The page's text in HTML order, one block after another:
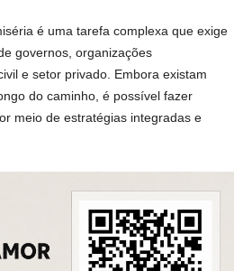
é uma tarefa complexa que exige
governos, organizações
e setor privado. Embora existam
do caminho, é possível fazer
meio de estratégias integradas e